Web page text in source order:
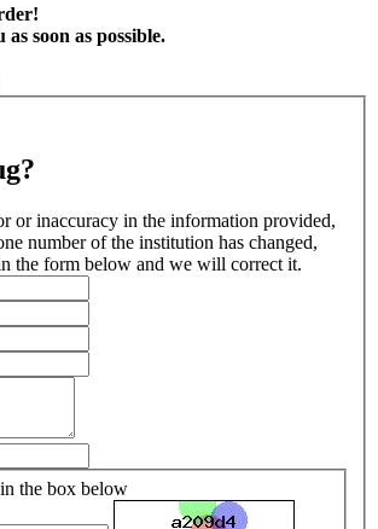
soon as possible.
or inaccuracy in the information provided,
number of the institution has changed,
the form below and we will correct it.
the box below